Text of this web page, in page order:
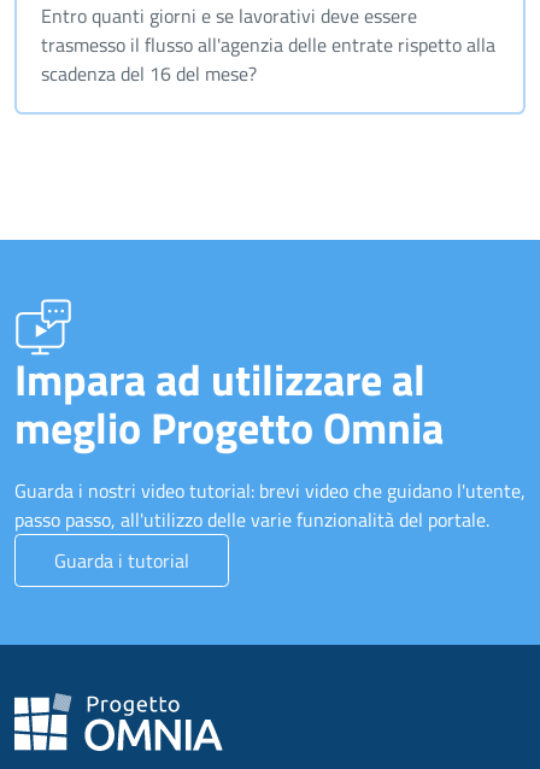
Entro quanti giorni e se lavorativi deve essere
trasmesso il flusso all'agenzia delle entrate rispetto alla
scadenza del 16 del mese?
Impara ad utilizzare al
meglio Progetto Omnia
Guarda i nostri video tutorial: brevi video che guidano l'utente,
passo passo, all'utilizzo delle varie funzionalità del portale.
Guarda i tutorial